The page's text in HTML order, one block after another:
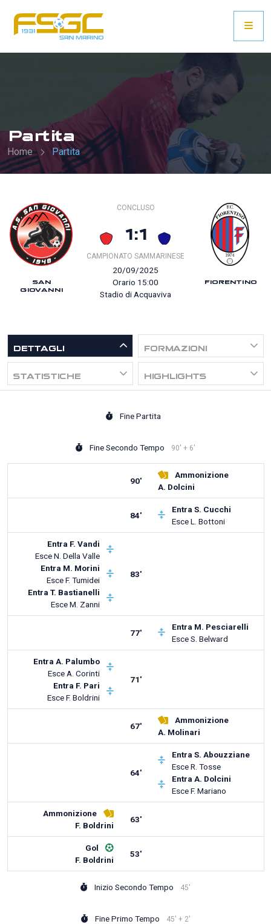
Partita
Home Partita
CONCLUSO
1:1
CAMPIONATO SAMMARINESE
20/09/2025
Orario 15:00
Stadio di Acquaviva
DETTAGLI FORMAZIONI
STATISTICHE HIGHLIGHTS
Fine Partita
Fine Secondo Tempo 90' + 6'
90'
Ammonizione
A. Dolcini
84'
Entra S. Cucchi
EsceL. Bottoni
Entra F. Vandi
EsceN. Della Valle
Entra M. Morini
EsceF. Tumidei
Entra T. Bastianelli
EsceM. Zanni
83'
77'
Entra M. Pesciarelli
EsceS. Belward
Entra A. Palumbo
Esce A. Corinti
Entra F. Pari
EsceF. Boldrini
71'
67'
Ammonizione
A. Molinari
64'
Entra S. Abouzziane
EsceR. Tosse
Entra A. Dolcini
EsceF. Mariano
Ammonizione
F. Boldrini
63'
Gol
F. Boldrini
53'
Inizio Secondo Tempo 45'
Fine Primo Tempo 45' + 2'